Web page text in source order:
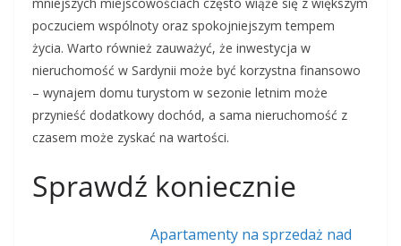
poczuciem wspólnoty oraz spokojniejszym tempem
życia. Warto również zauważyć, że inwestycja w
nieruchomość w Sardynii może być korzystna finansowo
– wynajem domu turystom w sezonie letnim może
przynieść dodatkowy dochód, a sama nieruchomość z
czasem może zyskać na wartości.
Sprawdź koniecznie
Apartamenty na sprzedaż nad